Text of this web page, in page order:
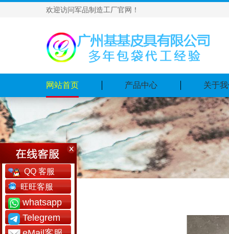
欢迎访问军品制造工厂官网！
网站首页 产品中心 关于
QQ 客服
旺旺客服
whatsapp
Telegrem